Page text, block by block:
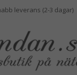
leverans (2-3 dagar)